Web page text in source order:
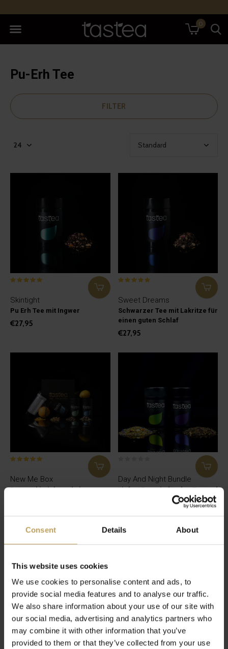
Consent Details About
This website uses cookies
We use cookies to personalise content and ads, to
provide social media features and to analyse our traffic.
We also share information about your use of our site with
our social media, advertising and analytics partners who
may combine it with other information that you’ve
provided to them or that they’ve collected from your use
0
Pu-Erh Tee
FILTER
Skintight
Pu Erh Tee mit Ingwer
€27,95
Sweet Dreams
Schwarzer Tee mit Lakritze für
einen guten Schlaf
€27,95
New Me Box
Detox, skintight und eine
Day And Night Bundle
Liefert Energie für den Tag und
Entspannung für die Nacht